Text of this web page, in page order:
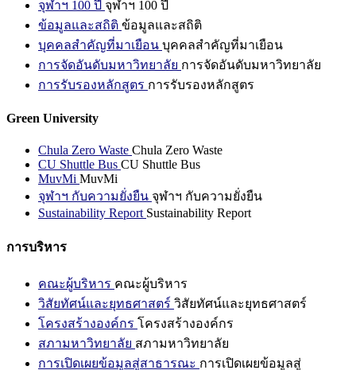
จุฬาฯ 100 ปี จุฬาฯ 100 ปี
ข้อมูลและสถิติ ข้อมูลและสถิติ
บุคคลสำคัญที่มาเยือน บุคคลสำคัญที่มาเยือน
การจัดอันดับมหาวิทยาลัย การจัดอันดับมหาวิทยาลัย
การรับรองหลักสูตร การรับรองหลักสูตร
Green University
Chula Zero Waste Chula Zero Waste
CU Shuttle Bus CU Shuttle Bus
MuvMi MuvMi
จุฬาฯ กับความยั่งยืน จุฬาฯ กับความยั่งยืน
Sustainability Report Sustainability Report
การบริหาร
คณะผู้บริหาร คณะผู้บริหาร
วิสัยทัศน์และยุทธศาสตร์ วิสัยทัศน์และยุทธศาสตร์
โครงสร้างองค์กร โครงสร้างองค์กร
สภามหาวิทยาลัย สภามหาวิทยาลัย
การเปิดเผยข้อมูลสู่สาธารณะ การเปิดเผยข้อมูลสู่